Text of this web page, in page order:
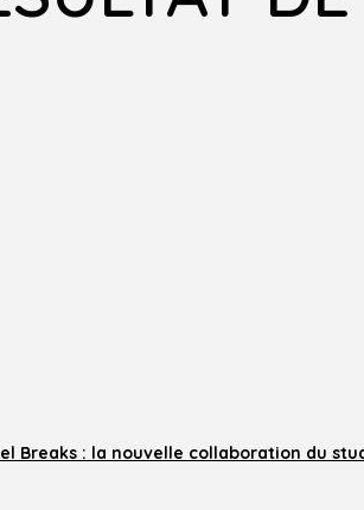
Breaks : la nouvelle collaboration du